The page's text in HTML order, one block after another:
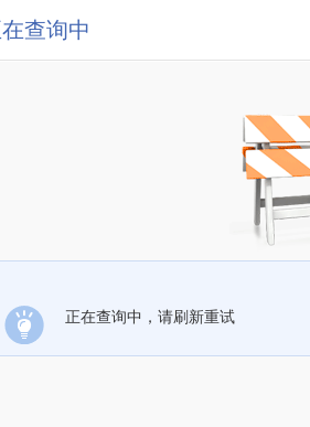
查询中
正在查询中，请刷新重试